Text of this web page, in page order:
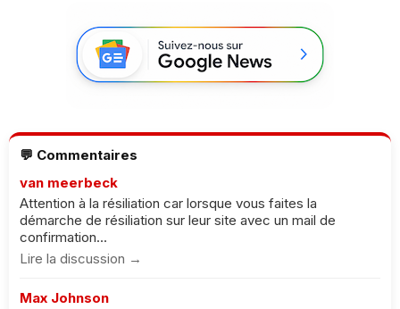
💬 Commentaires
van meerbeck
Attention à la résiliation car lorsque vous faites la
démarche de résiliation sur leur site avec un mail de
confirmation...
Lire la discussion →
Max Johnson